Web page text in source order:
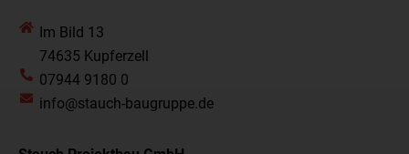
Im Bild 13
74635 Kupferzell
07944 9180 0
info@stauch-baugruppe.de